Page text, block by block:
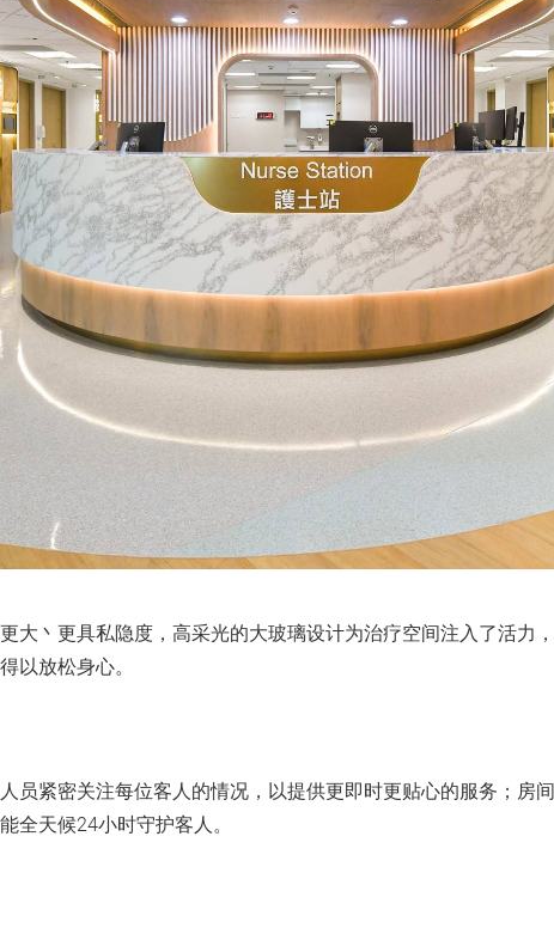
大丶更具私隐度，高采光的大玻璃设计为治疗空间注入了活力
以放松身心。
员紧密关注每位客人的情况，以提供更即时更贴心的服务；房
全天候24小时守护客人。